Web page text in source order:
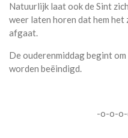
Natuurlijk laat ook de Sint
weer laten horen dat hem
afgaat.
De ouderenmiddag begint
worden beëindigd.
-o-o-